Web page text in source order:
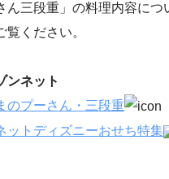
ん三段重」の料理内容に
ください。
ンネット
のプーさん・三段重
ットディズニーおせち特集